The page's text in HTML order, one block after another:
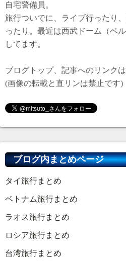
自宅警備員。
旅行ついでに、ライブ行ったり
ったり。最近は西武ドーム（ベ
してます。
ブログトップ、記事へのリンク
(画像の転載と直リンは禁止です)
ブログ内まとめページ
タイ旅行まとめ
ベトナム旅行まとめ
ラオス旅行まとめ
ロシア旅行まとめ
台湾旅行まとめ